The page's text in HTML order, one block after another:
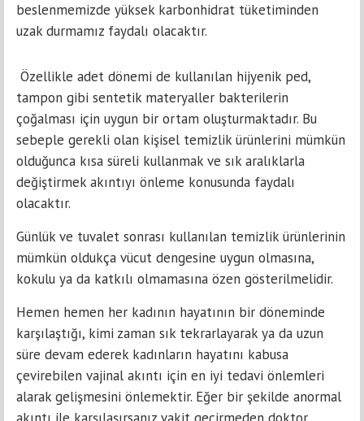
beslenmemizde yüksek karbonhidrat tüketiminden
uzak durmamız faydalı olacaktır.
Özellikle adet dönemi de kullanılan hijyenik ped,
tampon gibi sentetik materyaller bakterilerin
çoğalması için uygun bir ortam oluşturmaktadır. Bu
sebeple gerekli olan kişisel temizlik ürünlerini mümkün
olduğunca kısa süreli kullanmak ve sık aralıklarla
değiştirmek akıntıyı önleme konusunda faydalı
olacaktır.
Günlük ve tuvalet sonrası kullanılan temizlik ürünlerinin
mümkün oldukça vücut dengesine uygun olmasına,
kokulu ya da katkılı olmamasına özen gösterilmelidir.
Hemen hemen her kadının hayatının bir döneminde
karşılaştığı, kimi zaman sık tekrarlayarak ya da uzun
süre devam ederek kadınların hayatını kabusa
çevirebilen vajinal akıntı için en iyi tedavi önlemleri
alarak gelişmesini önlemektir. Eğer bir şekilde anormal